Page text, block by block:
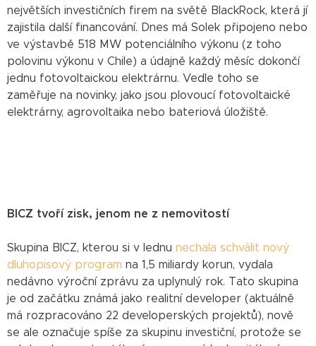
největších investičních firem na světě BlackRock, která jí
zajistila další financování. Dnes má Solek připojeno nebo
ve výstavbě 518 MW potenciálního výkonu (z toho
polovinu výkonu v Chile) a údajně každý měsíc dokončí
jednu fotovoltaickou elektrárnu. Vedle toho se
zaměřuje na novinky, jako jsou plovoucí fotovoltaické
elektrárny, agrovoltaika nebo bateriová úložiště.
BICZ tvoří zisk, jenom ne z nemovitostí
Skupina BICZ, kterou si v lednu nechala schválit nový
dluhopisový program na 1,5 miliardy korun, vydala
nedávno výroční zprávu za uplynulý rok. Tato skupina
je od začátku známá jako realitní developer (aktuálně
má rozpracováno 22 developerských projektů), nově
se ale označuje spíše za skupinu investiční, protože se